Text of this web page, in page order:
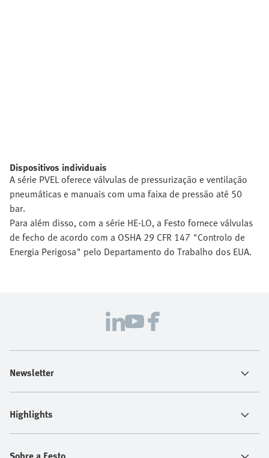
Dispositivos individuais
A série PVEL oferece válvulas de pressurização e ventilação
pneumáticas e manuais com uma faixa de pressão até 50
bar.
Para além disso, com a série HE-LO, a Festo fornece válvulas
de fecho de acordo com a OSHA 29 CFR 147 "Controlo de
Energia Perigosa" pelo Departamento do Trabalho dos EUA.
Newsletter
Highlights